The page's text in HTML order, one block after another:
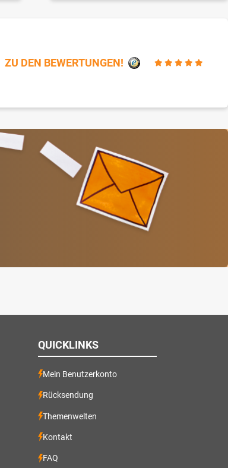
ZU DEN BEWERTUNGEN!
QUICKLINKS
Mein Benutzerkonto
Rücksendung
Themenwelten
Kontakt
FAQ